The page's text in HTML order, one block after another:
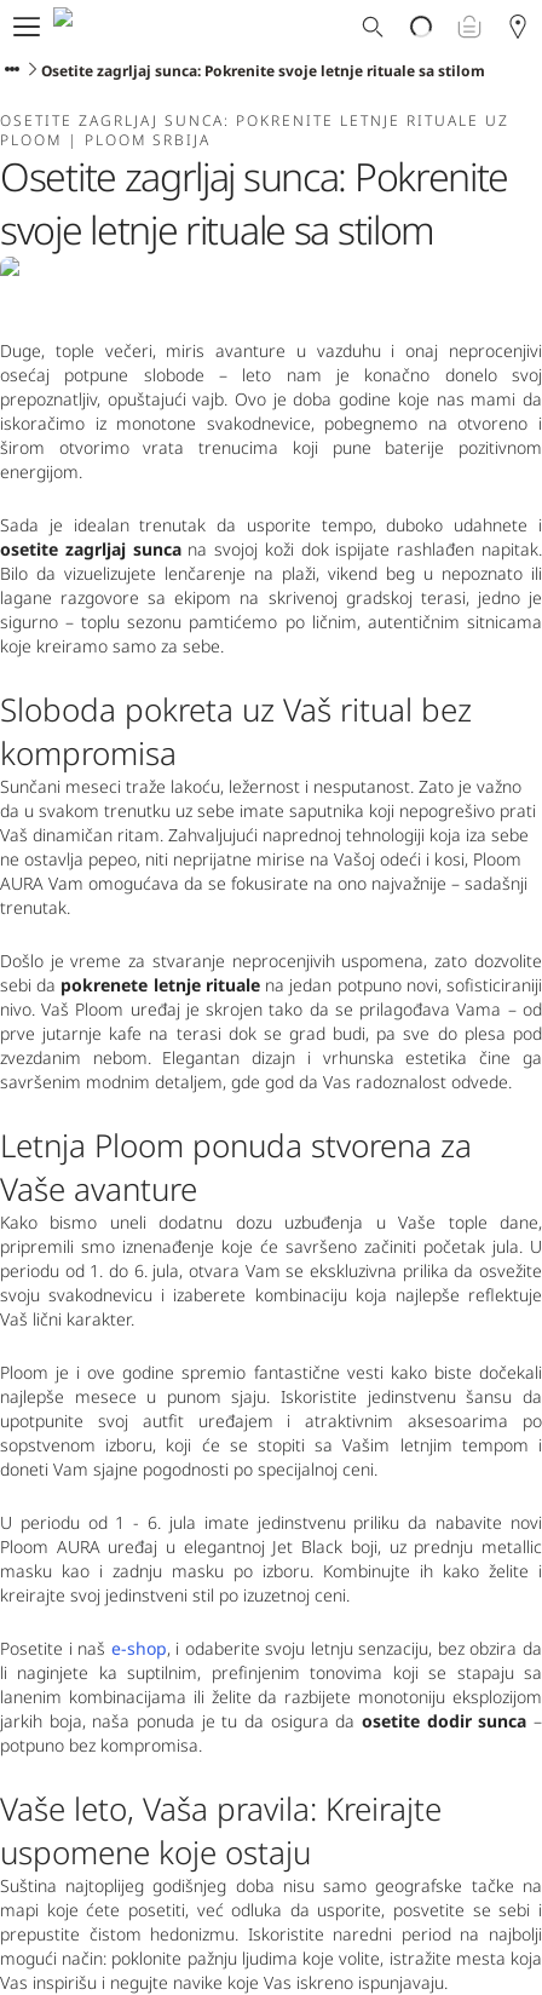
Ploom svet
E-shop
Ploom Club
Formular za prijavljivanje
Korisnička podrška
Blog
Ibiza
SRPSKI
Osetite zagrljaj sunca: Pokrenite svoje letnje rituale sa stilom
OSETITE ZAGRLJAJ SUNCA: POKRENITE LETNJE RITUALE UZ
PLOOM | PLOOM SRBIJA
Osetite zagrljaj sunca: Pokrenite
svoje letnje rituale sa stilom
Duge, tople večeri, miris avanture u vazduhu i onaj neprocenjivi
osećaj potpune slobode – leto nam je konačno donelo svoj
prepoznatljiv, opuštajući vajb. Ovo je doba godine koje nas mami da
iskoračimo iz monotone svakodnevice, pobegnemo na otvoreno i
širom otvorimo vrata trenucima koji pune baterije pozitivnom
energijom.
osetite zagrljaj sunca na svojoj koži dok ispijate rashlađen napitak.
Bilo da vizuelizujete lenčarenje na plaži, vikend beg u nepoznato ili
lagane razgovore sa ekipom na skrivenoj gradskoj terasi, jedno je
sigurno – toplu sezonu pamtićemo po ličnim, autentičnim sitnicama
koje kreiramo samo za sebe.
Sloboda pokreta uz Vaš ritual bez
kompromisa
Sunčani meseci traže lakoću, ležernost i nesputanost. Zato je važno
da u svakom trenutku uz sebe imate saputnika koji nepogrešivo prati
Vaš dinamičan ritam. Zahvaljujući naprednoj tehnologiji koja iza sebe
ne ostavlja pepeo, niti neprijatne mirise na Vašoj odeći i kosi, Ploom
AURA Vam omogućava da se fokusirate na ono najvažnije – sadašnji
trenutak.
Došlo je vreme za stvaranje neprocenjivih uspomena, zato dozvolite
sebi da pokrenete letnje rituale na jedan potpuno novi, sofisticiraniji
nivo. Vaš Ploom uređaj je skrojen tako da se prilagođava Vama – od
prve jutarnje kafe na terasi dok se grad budi, pa sve do plesa pod
zvezdanim nebom. Elegantan dizajn i vrhunska estetika čine ga
savršenim modnim detaljem, gde god da Vas radoznalost odvede.
Letnja Ploom ponuda stvorena za
Vaše avanture
Kako bismo uneli dodatnu dozu uzbuđenja u Vaše tople dane,
pripremili smo iznenađenje koje će savršeno začiniti početak jula. U
periodu od 1. do 6. jula, otvara Vam se ekskluzivna prilika da osvežite
svoju svakodnevicu i izaberete kombinaciju koja najlepše reflektuje
Vaš lični karakter.
Ploom je i ove godine spremio fantastične vesti kako biste dočekali
najlepše mesece u punom sjaju. Iskoristite jedinstvenu šansu da
upotpunite svoj autfit uređajem i atraktivnim aksesoarima po
sopstvenom izboru, koji će se stopiti sa Vašim letnjim tempom i
doneti Vam sjajne pogodnosti po specijalnoj ceni.
U periodu od 1 - 6. jula imate jedinstvenu priliku da nabavite novi
Ploom AURA uređaj u elegantnoj Jet Black boji, uz prednju metallic
masku kao i zadnju masku po izboru. Kombinujte ih kako želite i
kreirajte svoj jedinstveni stil po izuzetnoj ceni.
Posetite i naš e-shop, i odaberite svoju letnju senzaciju, bez obzira da
li naginjete ka suptilnim, prefinjenim tonovima koji se stapaju sa
lanenim kombinacijama ili želite da razbijete monotoniju eksplozijom
jarkih boja, naša ponuda je tu da osigura da osetite dodir sunca –
potpuno bez kompromisa.
Vaše leto, Vaša pravila: Kreirajte
uspomene koje ostaju
Suština najtoplijeg godišnjeg doba nisu samo geografske tačke na
mapi koje ćete posetiti, već odluka da usporite, posvetite se sebi i
prepustite čistom hedonizmu. Iskoristite naredni period na najbolji
mogući način: poklonite pažnju ljudima koje volite, istražite mesta koja
Vas inspirišu i negujte navike koje Vas iskreno ispunjavaju.